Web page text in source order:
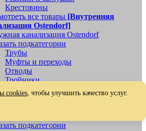
Крестовины
все товары [Внутренняя
Ostendorf]
канализация Ostendorf
подкатегории
Трубы
Муфты и переходы
Отводы
Тройники
Ревизии, заглушки, обратные клапаны
все товары[Наружная
подкатегории
cookies, чтобы улучшить качество услуг.